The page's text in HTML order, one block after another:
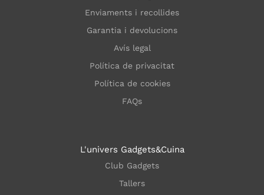
Enviaments i recollides
Garantia i devolucions
Avís legal
Política de privacitat
Política de cookies
FAQs
L'univers Gadgets&Cuina
Club Gadgets
Tallers